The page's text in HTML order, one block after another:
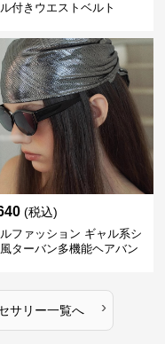
付きウエストベルト
(税込)
ファッション ギャル系シ
ターバン多機能ヘアバン
サリー一覧へ ›